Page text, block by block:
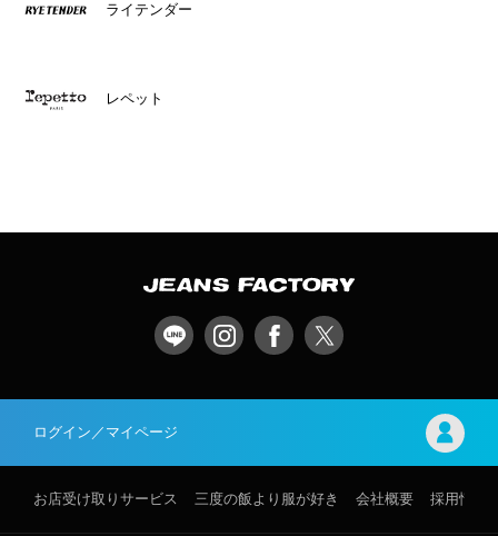
ライテンダー
レペット
ログイン／マイページ
お店受け取りサービス 三度の飯より服が好き 会社概要 採用情報